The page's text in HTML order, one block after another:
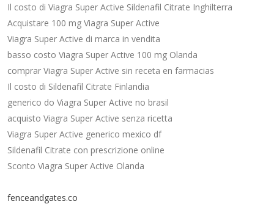
Il costo di Viagra Super Active Sildenafil Citrate Inghilterra
Acquistare 100 mg Viagra Super Active
Viagra Super Active di marca in vendita
basso costo Viagra Super Active 100 mg Olanda
comprar Viagra Super Active sin receta en farmacias
Il costo di Sildenafil Citrate Finlandia
generico do Viagra Super Active no brasil
acquisto Viagra Super Active senza ricetta
Viagra Super Active generico mexico df
Sildenafil Citrate con prescrizione online
Sconto Viagra Super Active Olanda
fenceandgates.co